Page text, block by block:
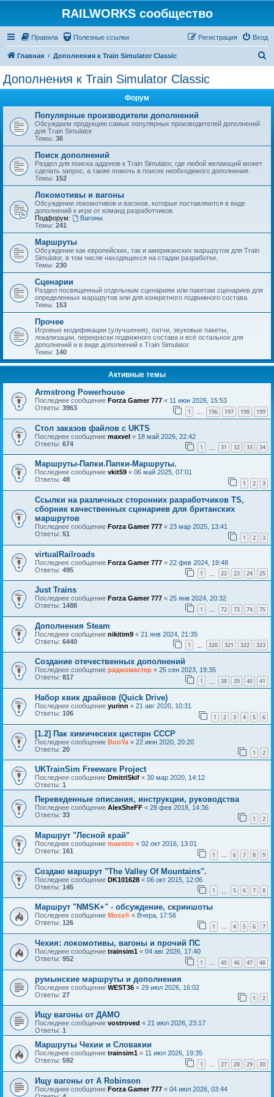
RAILWORKS сообщество
Правила Полезные ссылки Вход
Регистрация
Главная Дополнения к Train Simulator Classic
Дополнения к Train Simulator Classic
Форум
Популярные производители дополнений
Обсуждаем продукцию самых популярных производителей дополнений
для Train Simulator
Темы: 36
Поиск дополнений
Раздел для поиска аддонов к Train Simulator, где любой желающий может
сделать запрос, а также помочь в поиске необходимого дополнения.
Темы: 152
Локомотивы и вагоны
Обсуждение локомотивов и вагонов, которые поставляются в виде
дополнений к игре от команд разработчиков.
Подфорум:
Вагоны
Темы: 241
Маршруты
Обсуждение как европейских, так и американских маршрутов для Train
Simulator, в том числе находящихся на стадии разработки.
Темы: 230
Сценарии
Раздел посвященный отдельным сценариям или пакетам сценариев для
определенных маршрутов или для конкретного подвижного состава.
Темы: 153
Прочее
Игровые модификации (улучшения), патчи, звуковые пакеты,
локализации, перекраски подвижного состава и всё остальное для
дополнений и в виде дополнений к Train Simulator.
Темы: 140
Активные темы
Armstrong Powerhouse
Последнее сообщение Forza Gamer 777 « 11 июн 2026, 15:53
Ответы: 3963 1 … 196 197 198 199
Стол заказов файлов с UKTS
Последнее сообщение maxvel « 18 май 2026, 22:42
Ответы: 674 1 31 32 33 34
Маршруты-Папки.Папки-Маршруты.
Последнее сообщение vkit59 « 06 май 2025, 07:01
Ответы: 48 1 2 3
Ссылки на различных сторонних разработчиков TS,
сборник качественных сценариев для британских
маршрутов
Последнее сообщение Forza Gamer 777 « 23 мар 2025, 13:41
Ответы: 51 1 2 3
virtualRailroads
Последнее сообщение Forza Gamer 777 « 22 фев 2024, 19:48
Ответы: 495 1 22 23 24 25
Just Trains
Последнее сообщение Forza Gamer 777 « 25 янв 2024, 20:32
Ответы: 1488 1 … 72 73 74 75
Дополнения Steam
Последнее сообщение nikitim9 « 21 янв 2024, 21:35
Ответы: 6440 1 320 321 322 323
Создание отечественных дополнений
Последнее сообщение радиомастер « 25 сен 2023, 19:35
Ответы: 817 1 38 39 40 41
Набор квик драйвов (Quick Drive)
Последнее сообщение yurinn « 21 авг 2020, 10:31
Ответы: 106 1 2 3 4 5 6
[1.2] Пак химических цистерн СССР
Последнее сообщение BooYa « 22 июн 2020, 20:20
Ответы: 20 1 2
UKTrainSim Freeware Project
Последнее сообщение DmitriSkif « 30 мар 2020, 14:12
Ответы: 1
Переведенные описания, инструкции, руководства
Последнее сообщение AlexSheFF « 28 фев 2018, 14:36
Ответы: 33 1 2
Маршрут "Лесной край"
Последнее сообщение maestro « 02 окт 2016, 13:01
Ответы: 161 1 … 6 7 8 9
Создаю маршрут "The Valley Of Mountains".
Последнее сообщение DK101628 « 06 окт 2015, 12:06
Ответы: 145 1 5 6 7 8
Маршрут "NMSK+" - обсуждение, скриншоты
Последнее сообщение Moss® « Вчера, 17:56
Ответы: 126 1 … 4 5 6 7
Чехия: локомотивы, вагоны и прочий ПС
Последнее сообщение trainsim1 « 04 авг 2026, 17:40
Ответы: 952 1 … 45 46 47 48
румынские маршруты и дополнения
Последнее сообщение WEST36 « 29 июл 2026, 16:02
Ответы: 27 1 2
Ищу вагоны от ДАМО
Последнее сообщение vostroved « 21 июл 2026, 23:17
Ответы: 1
Маршруты Чехии и Словакии
Последнее сообщение trainsim1 « 11 июл 2026, 19:35
Ответы: 592 1 … 27 28 29 30
Ищу вагоны от A Robinson
Последнее сообщение Forza Gamer 777 « 04 июл 2026, 03:44